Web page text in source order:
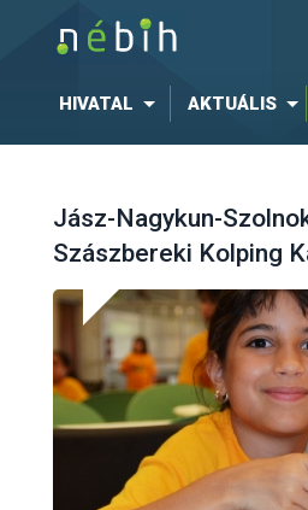
HIVATAL AKTUÁLIS
Jász-Nagykun-
Szászbereki Kolping